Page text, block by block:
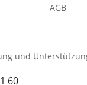
und
60
AGB